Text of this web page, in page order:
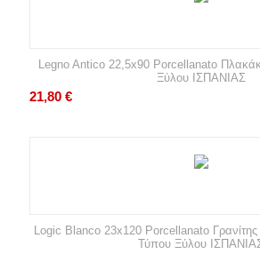
Legno Antico 22,5x90 Porcellanato
Ξύλου ΙΣΠΑΝΙΑΣ
21,80 €
Logic Blanco 23x120 Porcellanato Γρανίτης
Τύπου Ξύλου